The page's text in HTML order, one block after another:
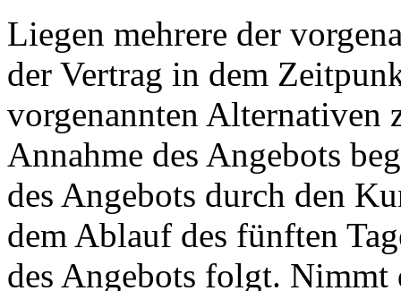
Liegen mehrere der
der Vertrag in dem
vorgenannten
Annahme des Angebots
des Angebots durch den
dem Ablauf des fünften
des Angebots folgt. Nimmt